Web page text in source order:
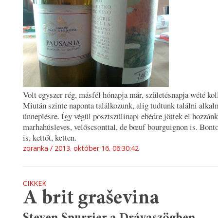
Volt egyszer rég, másfél hónapja már, születésnapja wété
Miután szinte naponta találkozunk, alig tudtunk találni
ünneplésre. Így végül posztszülinapi ebédre jöttek el
marhahúsleves, velőscsonttal, de bœuf bourguignon is.
is, kettőt, ketten.
zoranka 2013. október 16. 06:30:42
CIKKEK
A brit graševina